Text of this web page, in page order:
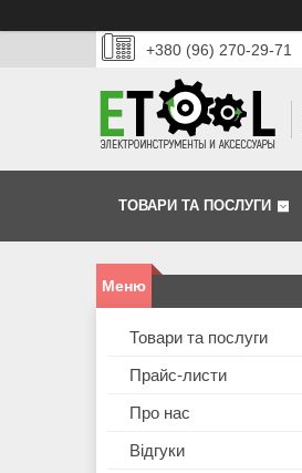
+380 (96) 270-29-71
ТОВАРИ ТА ПОСЛУГИ
Товари та послуги
Прайс-листи
Про нас
Відгуки